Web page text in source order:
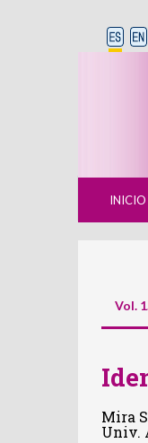
INICIO
Vol.
Mira
Univ.